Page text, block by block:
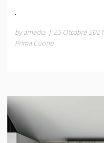
.
by amedia | 25 Ottobre 2021
Prima Cucine